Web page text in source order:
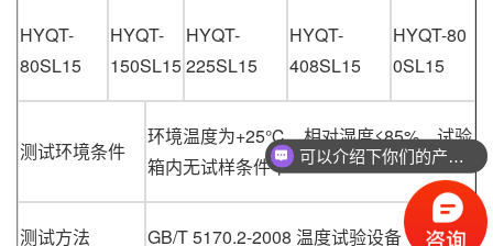
HYQT-
80SL15
HYQT-
150SL15
HYQT-
225SL15
HYQT-
408SL15
HYQT-80
0SL15
测试环境条件
环境温度为+25℃、相对湿度≤85%、试验
箱内无试样条件下
测试方法 GB/T 5170.2-2008 温度试验设备